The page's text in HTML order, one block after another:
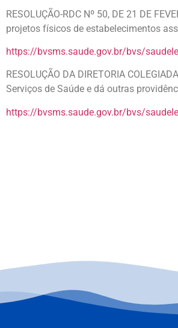
RESOLUÇÃO-RDC Nº 50, DE 21 DE
projetos físicos de estabelecimentos
https://bvsms.saude.gov.br/bvs/
RESOLUÇÃO DA DIRETORIA
Serviços de Saúde e dá outras
https://bvsms.saude.gov.br/bvs/